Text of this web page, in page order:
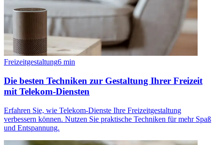
Freizeitgestaltung6 min
Die besten Techniken zur Gestaltung Ihrer Freizeit
mit Telekom-Diensten
Erfahren Sie, wie Telekom-Dienste Ihre Freizeitgestaltung
verbessern können. Nutzen Sie praktische Techniken für mehr Spaß
und Entspannung.